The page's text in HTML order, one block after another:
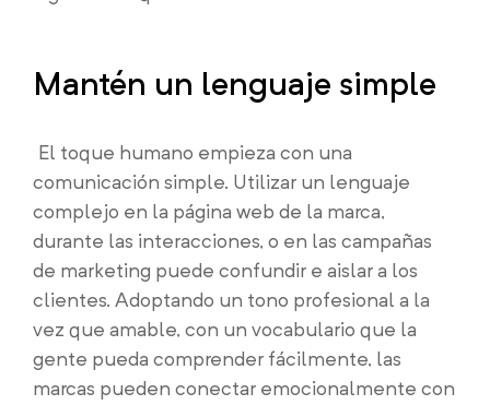
Mantén un lenguaje simple
El toque humano empieza con una
comunicación simple. Utilizar un lenguaje
complejo en la página web de la marca,
durante las interacciones, o en las campañas
de marketing puede confundir e aislar a los
clientes. Adoptando un tono profesional a la
vez que amable, con un vocabulario que la
gente pueda comprender fácilmente, las
marcas pueden conectar emocionalmente con